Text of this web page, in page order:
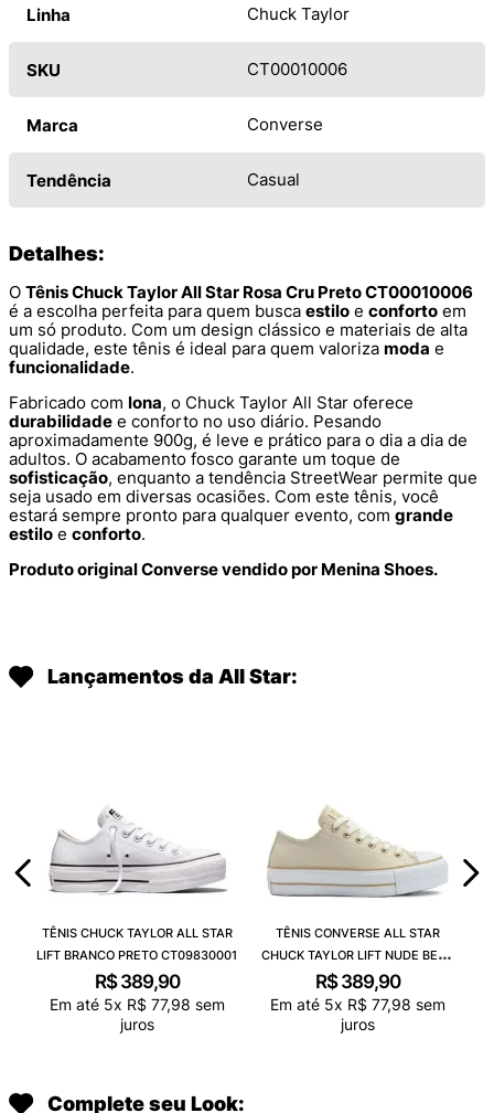
Linha Chuck Taylor
SKU CT00010006
Marca Converse
Tendência Casual
Detalhes:
O Tênis Chuck Taylor All Star Rosa Cru Preto CT00010006
é a escolha perfeita para quem busca estilo e conforto em
um só produto. Com um design clássico e materiais de alta
qualidade, este tênis é ideal para quem valoriza moda e
funcionalidade.
Fabricado com lona, o Chuck Taylor All Star oferece
durabilidade e conforto no uso diário. Pesando
aproximadamente 900g, é leve e prático para o dia a dia de
adultos. O acabamento fosco garante um toque de
sofisticação, enquanto a tendência StreetWear permite que
seja usado em diversas ocasiões. Com este tênis, você
estará sempre pronto para qualquer evento, com grande
estilo e conforto.
Produto original Converse vendido por Menina Shoes.
Lançamentos da All Star:
TÊNIS CHUCK TAYLOR ALL STAR
LIFT BRANCO PRETO CT09830001
R$ 389,90
Em até 5x R$ 77,98 sem
juros
TÊNIS CONVERSE ALL STAR
CHUCK TAYLOR LIFT NUDE BEGE
CLARO BRANCO CT09830003
R$ 389,90
Em até 5x R$ 77,98 sem
juros
Complete seu Look: